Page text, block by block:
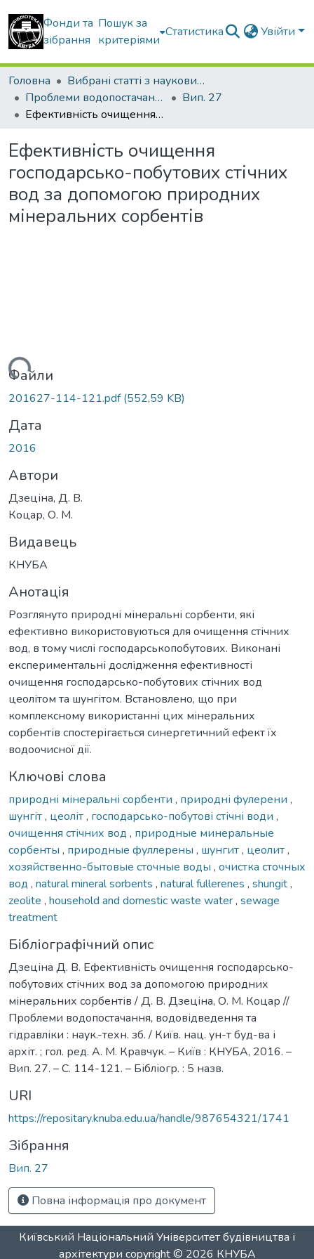
Фонди та
зібрання
Пошук за
критеріями
Статистика Увійти
Головна
Вибрані статті з наукових збірників КНУБА
Проблеми водопостачання, водовідведення та гідравліки
Вип. 27
Ефективність очищення господарсько-побутових стічних вод за допомогою природних мінеральних сорбентів
Ефективність очищення
господарсько-побутових стічних
вод за допомогою природних
мінеральних сорбентів
Файли
201627-114-121.pdf(552,59 KB)
Дата
2016
Автори
Дзеціна, Д. В.
Коцар, О. М.
Видавець
КНУБА
Анотація
Розглянуто природні мінеральні сорбенти, які
ефективно використовуються для очищення стічних
вод, в тому числі господарськопобутових. Виконані
експериментальні дослідження ефективності
очищення господарсько-побутових стічних вод
цеолітом та шунгітом. Встановлено, що при
комплексному використанні цих мінеральних
сорбентів спостерігається синергетичний ефект їх
водоочисної дії.
Ключові слова
природні мінеральні сорбенти , природні фулерени ,
шунгіт, цеоліт, господарсько-побутові стічні води ,
очищення стічних вод , природные минеральные
сорбенты , природные фуллерены , шунгит, цеолит,
хозяйственно-бытовые сточные воды , очистка сточных
вод , natural mineral sorbents , natural fullerenes , shungit,
zeolite , household and domestic waste water, sewage
treatment
Бібліографічний опис
Дзеціна Д. В. Ефективність очищення господарсько-
побутових стічних вод за допомогою природних
мінеральних сорбентів / Д. В. Дзеціна, О. М. Коцар //
Проблеми водопостачання, водовідведення та
гідравліки : наук.-техн. зб. / Київ. нац. ун-т буд-ва і
архіт. ; гол. ред. А. М. Кравчук. – Київ : КНУБА, 2016. –
Вип. 27. – С. 114-121. – Бібліогр. : 5 назв.
URI
https://repositary.knuba.edu.ua/handle/987654321/1741
Зібрання
Вип. 27
Повна інформація про документ
Київський Національний Університет будівництва і
архітектури copyright © 2026 КНУБА